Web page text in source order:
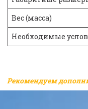
Вес (масса)
Необходимые
Рекомендуем